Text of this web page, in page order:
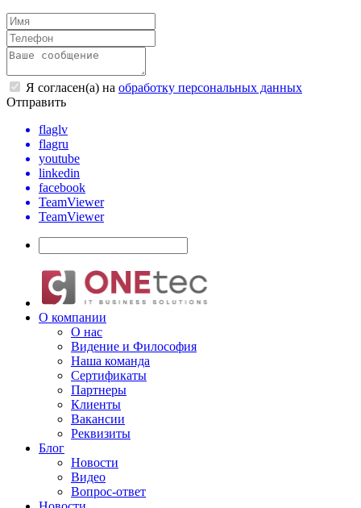
Я согласен(а) на обработку персональных данных
Отправить
flaglv
flagru
youtube
linkedin
facebook
TeamViewer
TeamViewer
О компании
О нас
Видение и Философия
Наша команда
Сертификаты
Партнеры
Клиенты
Вакансии
Реквизиты
Блог
Новости
Видео
Вопрос-ответ